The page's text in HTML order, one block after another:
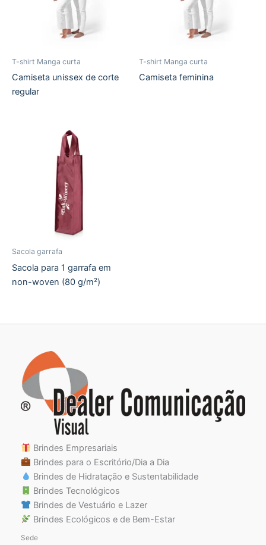
T-shirt Manga curta
Camiseta unissex de corte
regular
T-shirt Manga curta
Camiseta feminina
Sacola garrafa
Sacola para 1 garrafa em
non-woven (80 g/m²)
Brindes Empresariais
Brindes para o Escritório/Dia a Dia
Brindes de Hidratação e Sustentabilidade
Brindes Tecnológicos
Brindes de Vestuário e Lazer
Brindes Ecológicos e de Bem-Estar
Sede